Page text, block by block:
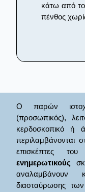
κάτω από
πένθος
Ο παρών
(προσωπικός),
κερδοσκοπικό ή
περιλαμβάνονται
επισκέπτες
ενημερωτικούς
αναλαμβάνουν
διασταύρωσης